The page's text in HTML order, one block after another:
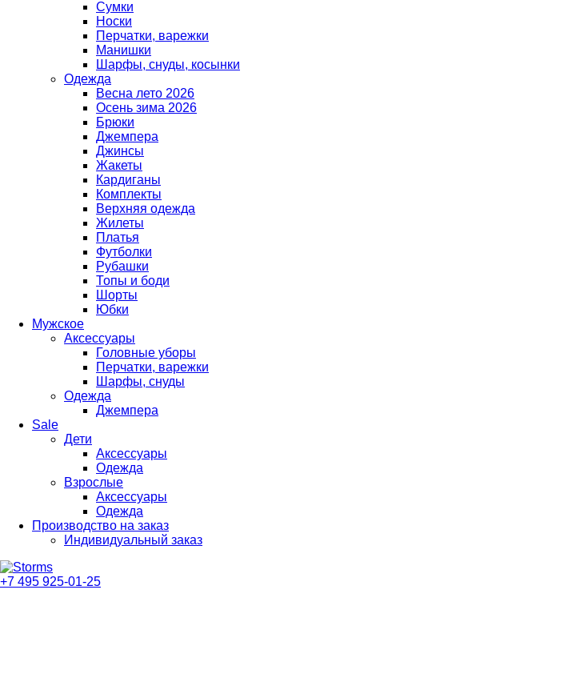
Сумки
Носки
Перчатки, варежки
Манишки
Шарфы, снуды, косынки
Одежда
Весна лето 2026
Осень зима 2026
Брюки
Джемпера
Джинсы
Жакеты
Кардиганы
Комплекты
Верхняя одежда
Жилеты
Платья
Футболки
Рубашки
Топы и боди
Шорты
Юбки
Мужское
Аксессуары
Головные уборы
Перчатки, варежки
Шарфы, снуды
Одежда
Джемпера
Sale
Дети
Аксессуары
Одежда
Взрослые
Аксессуары
Одежда
Производство на заказ
Индивидуальный заказ
+7 495 925-01-25